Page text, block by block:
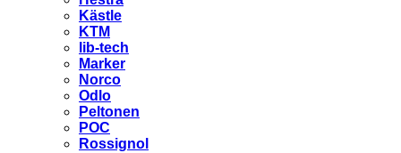
Kästle
KTM
lib-tech
Marker
Norco
Odlo
Peltonen
POC
Rossignol